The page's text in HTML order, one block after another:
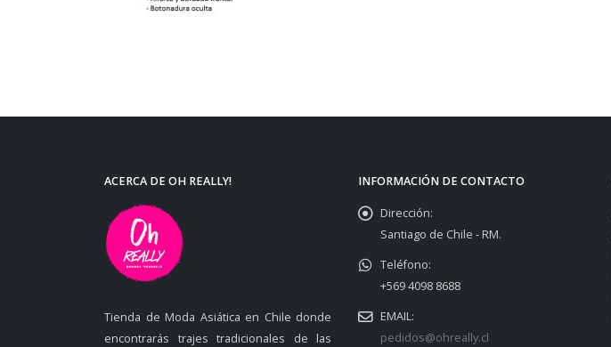
ACERCA DE OH REALLY!
Tienda de Moda Asiática en Chile donde
encontrarás trajes tradicionales de las
INFORMACIÓN DE CONTACTO
Dirección:
Santiago de Chile - RM.
Teléfono:
+569 4098 8688
EMAIL:
pedidos@ohreally.cl